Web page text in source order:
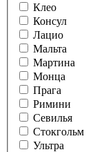
Клео
Консул
Лацио
Мальта
Мартина
Монца
Прага
Римини
Севилья
Стокгольм
Ультра